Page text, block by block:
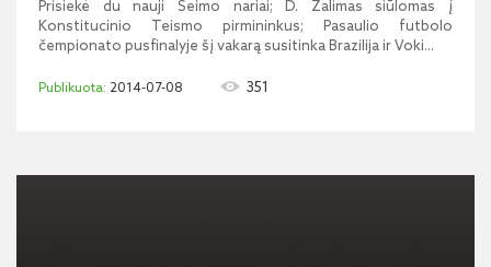
Prisiekė du nauji Seimo nariai; D. Žalimas siūlomas į
Konstitucinio Teismo pirmininkus; Pasaulio futbolo
čempionato pusfinalyje šį vakarą susitinka Brazilija ir Voki...
2014-07-08 351